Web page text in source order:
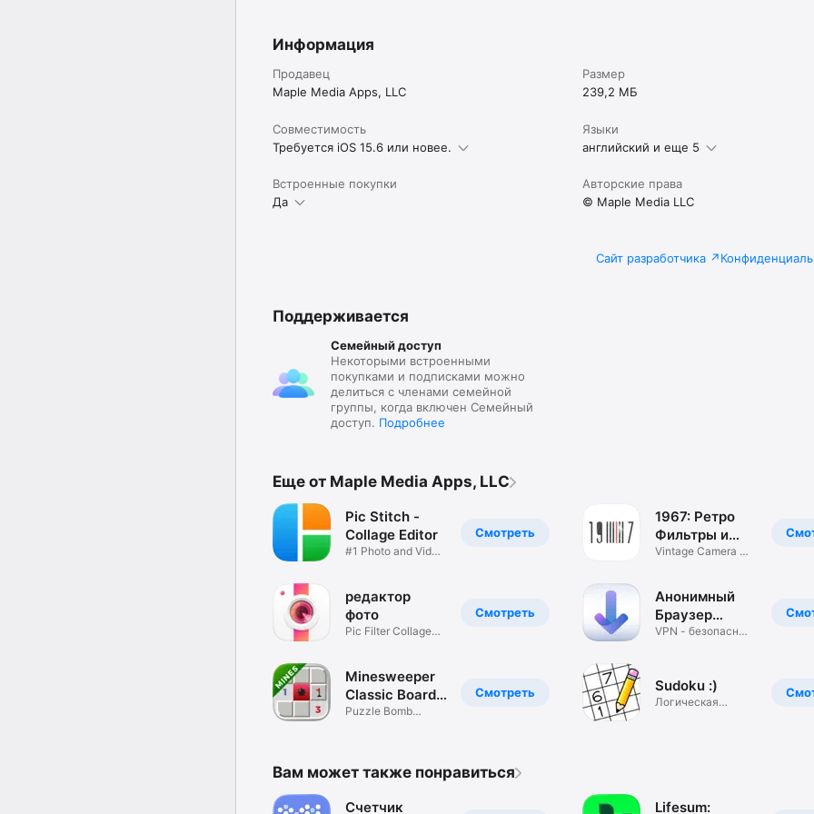
Используйте ее по своему усмотрению в других регионах.
Информация
Продавец
Maple Media Apps, LLC
Размер
239,2 МБ
Совместимость
Требуется iOS 15.6 или новее.
Языки
английский и еще 5
Встроенные покупки
Да
Авторские права
© Maple Media LLC
Сайт разработчика
Поддерживается
Семейный доступ
Некоторыми встроенными
покупками и подписками можно
делиться с членами семейной
группы, когда включен Семейный
доступ. Подробнее
Еще от Maple Media Apps, LLC
Смотреть
Pic Stitch -
Collage Editor
#1 Photo and Video
Смотреть
редактор
фото
Pic Filter Collage
Смотреть
Minesweeper
Classic Board
Game
Puzzle Bomb
1967: Ретро
Фильтры и
эффекты
Vintage Camera +
Анонимный
Браузер
Делюкс
VPN - безопасный
Sudoku :)
Логическая
Вам может также понравиться
Счетчик Lifesum: